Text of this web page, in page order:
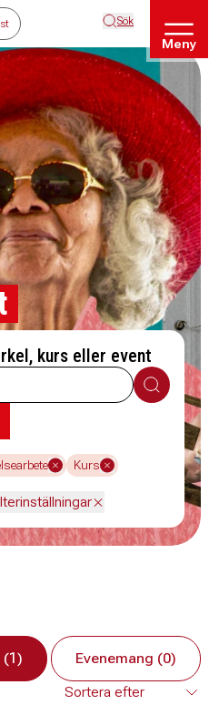
Sök
Meny
kurs eller event
Sök
Kurs
(1) Evenemang (0)